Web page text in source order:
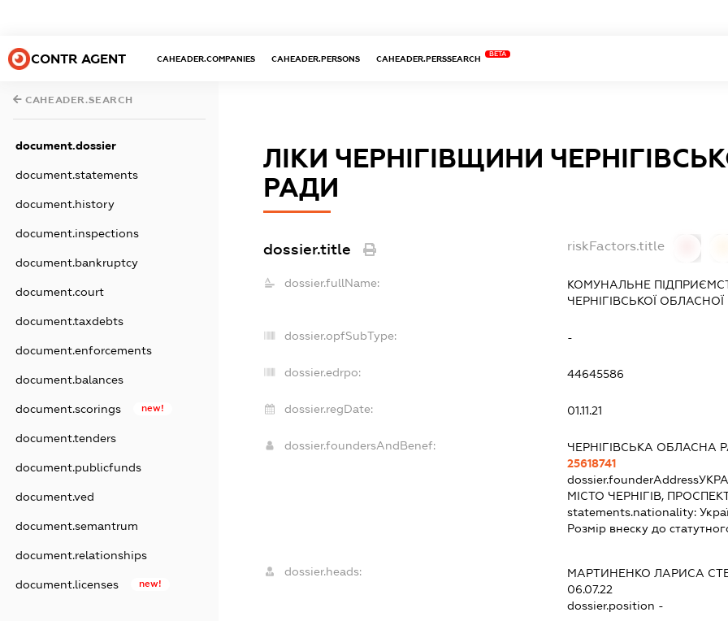
CONTR AGENT CAHEADER.COMPANIES CAHEADER.PERSONS CAHEADER.PERSSEARCH
BETA
CAHEADER.SEARCH
document.dossier
document.statements
document.history
document.inspections
document.bankruptcy
document.court
document.taxdebts
document.enforcements
document.balances
document.scorings new!
document.tenders
document.publicfunds
document.ved
document.semantrum
document.relationships
document.licenses new!
ЛІКИ ЧЕРНІГІВЩИНИ
РАДИ
dossier.title riskFactors.title
dossier.fullName:
КОМУНАЛЬНЕ
ЧЕРНІГІВСЬКОЇ
dossier.opfSubType: -
dossier.edrpo: 44645586
dossier.regDate: 01.11.21
dossier.foundersAndBenef:
ЧЕРНІГІВСЬКА ОБЛАСНА
25618741
dossier.founderAddress
МІСТО ЧЕРНІГІВ,
statements.nationality:
Розмір внеску до
dossier.heads: МАРТИНЕНКО ЛАРИСА
06.07.22
dossier.position -